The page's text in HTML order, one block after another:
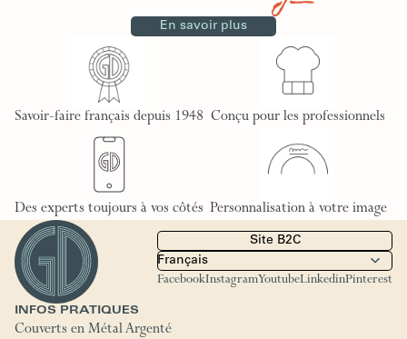
En savoir plus
Savoir-faire français depuis 1948 Conçu pour les professionnels
Des experts toujours à vos côtés Personnalisation à votre image
Site B2C
FacebookInstagramYoutubeLinkedinPinterest
INFOS PRATIQUES
Couverts en Métal Argenté